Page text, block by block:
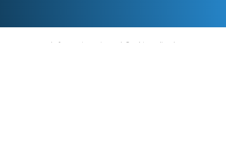
Informativa privacy | Cookie policy
|